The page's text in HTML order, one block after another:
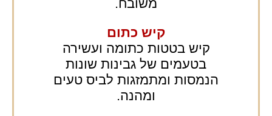
משובח.
קיש כתום
קיש בטטות כתומה ועשירה
בטעמים של גבינות שונות
הנמסות ומתמזגות לביס טעים
ומהנה.